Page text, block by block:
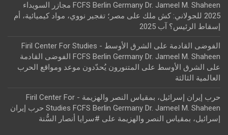
FCFS Berlin Germany Dr. Jameel M. Shaheen مجازر السويداء
2025 للجولاني: كش ملك
على مصر؛ تفجير نووي، مواد كيميائية، أم
إسقاط الرئيس؟ آب 2025
الفوضى القادمة على الشرق الأوسط - Firil Center For Studies
FCFS Berlin Germany Dr. Jameel M. Shaheen الفوضى القادمة
على الشرق الأوسط على
المتنورون يُحدّدون موعد ومواقع الحرب
العالمية الثالثة
حرب إيران إسرائيل، بمقياس النصر والهزيمة - Firil Center For
Studies FCFS Berlin Germany Dr. Jameel M. Shaheen حرب إيران
إسرائيل، بمقياس النصر والهزيمة على #سرايا أنصار السُّنة